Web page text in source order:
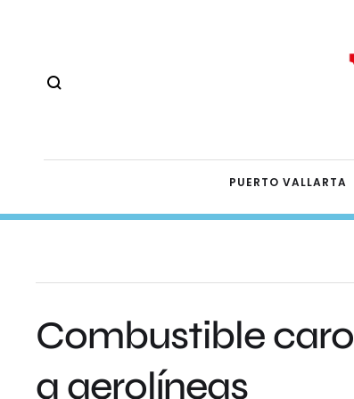
PUERTO VALLARTA
Combustible
a aerolíneas